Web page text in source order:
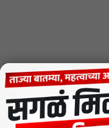
MENU
CODE OF ETHICS FOR